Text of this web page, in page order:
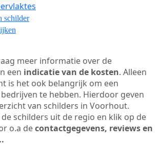
schilder
meer informatie over de
een indicatie van de kosten. Alleen
is het ook belangrijk om een
te hebben. Hierdoor geven
van schilders in Voorhout.
schilders uit de regio en klik op de
o.a decontactgegevens, reviews en